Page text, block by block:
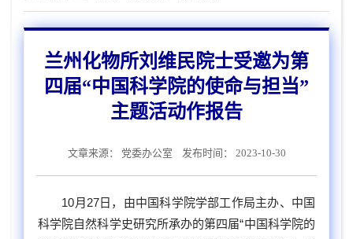
兰州化物所刘维民院士受邀为第
四届“中国科学院的使命与担当”
主题活动作报告
文章来源： 党委办公室 发布时间： 2023-10-30
10月27日，由中国科学院学部工作局主办、中国
科学院自然科学史研究所承办的第四届“中国科学院的